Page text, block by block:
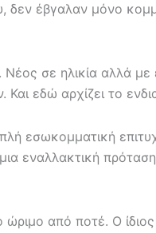
δεν έβγαλαν μόνο
σε ηλικία αλλά
Και εδώ αρχίζει το
εσωκομματική
εναλλακτική
ώριμο από ποτέ. Ο